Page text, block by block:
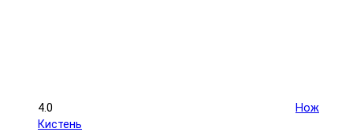
4.0
Нож
Кистень